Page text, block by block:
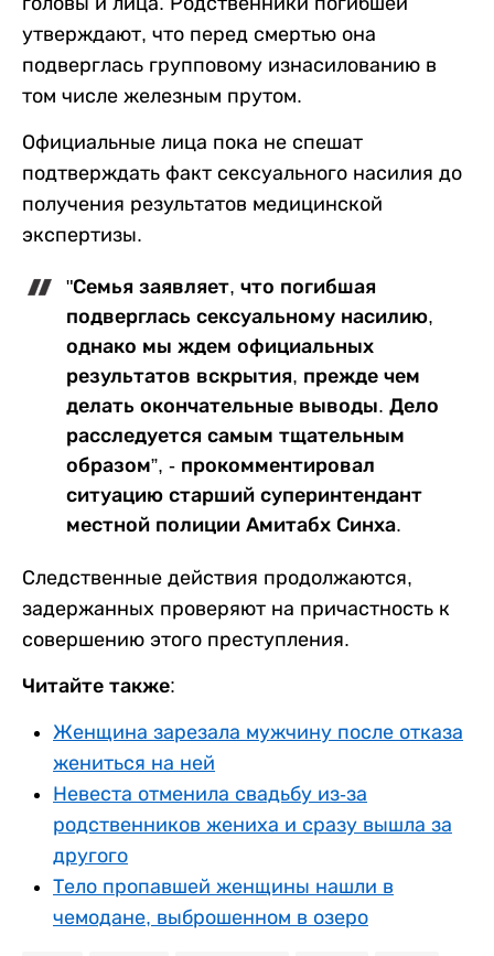
утверждают, что перед смертью она
подверглась групповому изнасилованию в
том числе железным прутом.
Официальные лица пока не спешат
подтверждать факт сексуального насилия до
получения результатов медицинской
экспертизы.
"Семья заявляет, что погибшая
подверглась сексуальному насилию,
однако мы ждем официальных
результатов вскрытия, прежде чем
делать окончательные выводы. Дело
расследуется самым тщательным
образом”, - прокомментировал
ситуацию старший суперинтендант
местной полиции Амитабх Синха.
Следственные действия продолжаются,
задержанных проверяют на причастность к
совершению этого преступления.
Читайте также:
Женщина зарезала мужчину после отказа
жениться на ней
Невеста отменила свадьбу из-за
родственников жениха и сразу вышла за
другого
Тело пропавшей женщины нашли в
чемодане, выброшенном в озеро